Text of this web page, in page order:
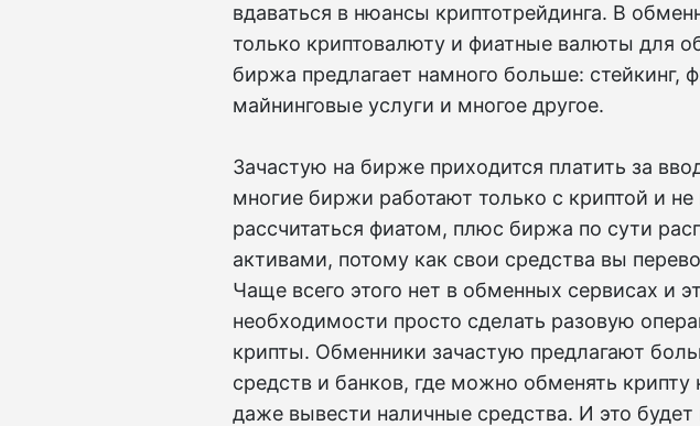
вдаваться в нюансы криптотрейдинга. В
только криптовалюту и фиатные валюты для
биржа предлагает намного больше: стейкинг,
майнинговые услуги и многое другое.
Зачастую на бирже приходится платить за
многие биржи работают только с криптой и
рассчитаться фиатом, плюс биржа по сути
активами, потому как свои средства вы
Чаще всего этого нет в обменных сервисах и
необходимости просто сделать разовую
крипты. Обменники зачастую предлагают
средств и банков, где можно обменять
даже вывести наличные средства. И это